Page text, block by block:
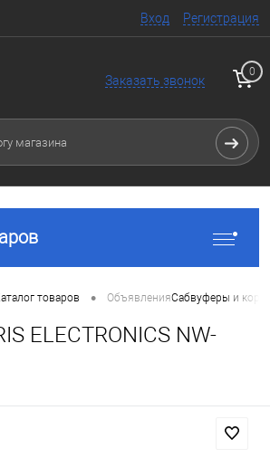
Вход Регистрация
Заказать звонок
0
товаров • ОбъявленияСабвуферы и
ELECTRONICS NW-